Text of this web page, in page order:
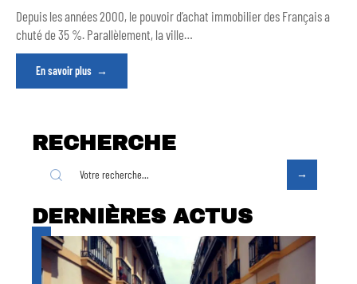
Depuis les années 2000, le pouvoir d’achat immobilier des Français a
chuté de 35 %. Parallèlement, la ville…
En savoir plus
RECHERCHE
DERNIÈRES ACTUS